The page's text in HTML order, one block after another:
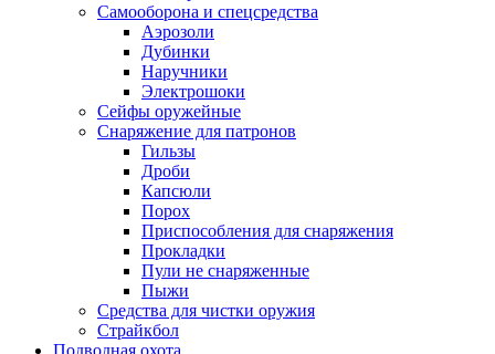
Самооборона и спецсредства
Аэрозоли
Дубинки
Наручники
Электрошоки
Сейфы оружейные
Снаряжение для патронов
Гильзы
Дроби
Капсюли
Порох
Приспособления для снаряжения
Прокладки
Пули не снаряженные
Пыжи
Средства для чистки оружия
Страйкбол
Подводная охота